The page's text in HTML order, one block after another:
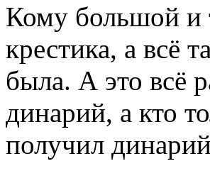
Кому большой и
крестика, а всё
была. А это всё
динарий, а кто
получил